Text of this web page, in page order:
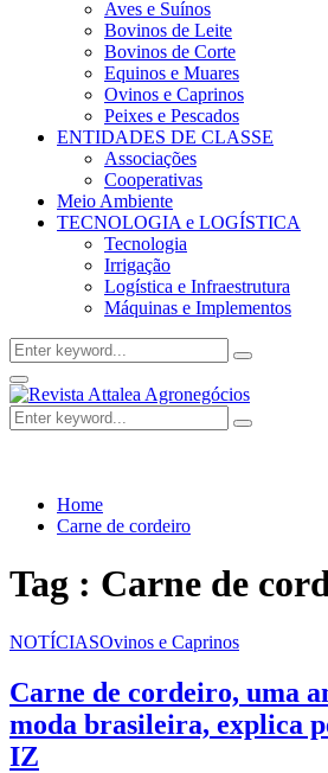
Aves e Suínos
Bovinos de Leite
Bovinos de Corte
Equinos e Muares
Ovinos e Caprinos
Peixes e Pescados
ENTIDADES DE CLASSE
Associações
Cooperativas
Meio Ambiente
TECNOLOGIA e LOGÍSTICA
Tecnologia
Irrigação
Logística e Infraestrutura
Máquinas e Implementos
Search
for:
Search
Facebook
Twitter
Instagram
Linkedin
Youtube
Email
Primary
Menu
Search
for:
Search
Home
Carne de cordeiro
Tag : Carne de
NOTÍCIASOvinos e Caprinos
Carne de cordeiro, uma
moda brasileira, explica
IZ